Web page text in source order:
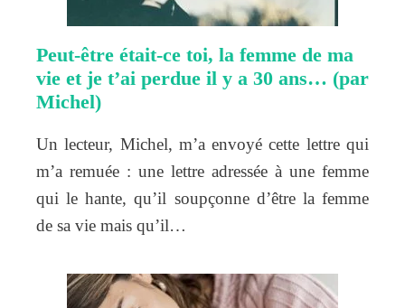
Peut-être était-ce toi, la femme de ma
vie et je t’ai perdue il y a 30 ans… (par
Michel)
Un lecteur, Michel, m’a envoyé cette lettre qui
m’a remuée : une lettre adressée à une femme
qui le hante, qu’il soupçonne d’être la femme
de sa vie mais qu’il…